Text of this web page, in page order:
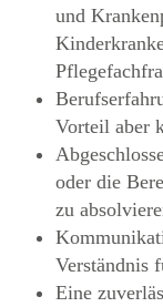
und
Vorteil aber
oder die
zu
Verständnis
Eine